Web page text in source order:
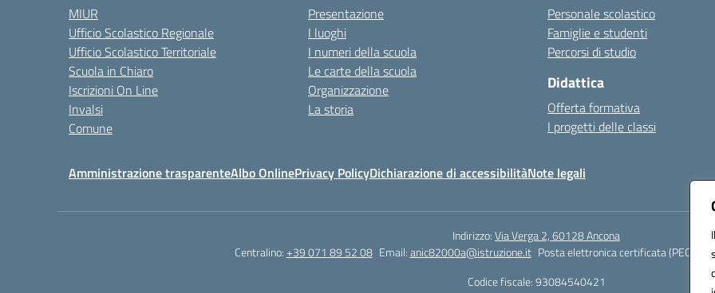
MIUR
Ufficio Scolastico Regionale
Ufficio Scolastico Territoriale
Scuola in Chiaro
Iscrizioni On Line
Invalsi
Comune
Presentazione
I luoghi
I numeri della scuola
Le carte della scuola
Organizzazione
La storia
Personale scolastico
Famiglie e studenti
Percorsi di studio
Didattica
Offerta formativa
I progetti delle classi
Amministrazione trasparenteAlbo OnlinePrivacy PolicyDichiarazione di accessibilitàNote legali
Indirizzo:Via Verga 2, 60128 Ancona
Centralino:+39 071 89 52 08 Email:anic82000a@istruzione.it Posta elettronica certificata (PEC):
Codice fiscale: 93084540421